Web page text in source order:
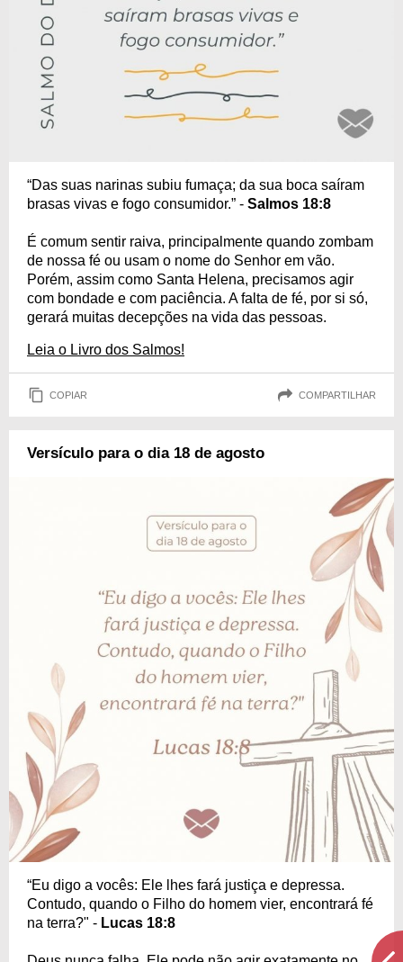
“Das suas narinas subiu fumaça; da sua boca saíram
brasas vivas e fogo consumidor.” - Salmos 18:8
É comum sentir raiva, principalmente quando zombam
de nossa fé ou usam o nome do Senhor em vão.
Porém, assim como Santa Helena, precisamos agir
com bondade e com paciência. A falta de fé, por si só,
gerará muitas decepções na vida das pessoas.
Leia o Livro dos Salmos!
COPIAR COMPARTILHAR
Versículo para o dia 18 de agosto
“Eu digo a vocês: Ele lhes fará justiça e depressa.
Contudo, quando o Filho do homem vier, encontrará fé
na terra?" - Lucas 18:8